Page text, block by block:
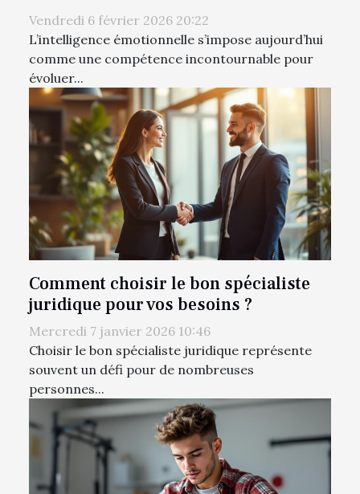
Vendredi 6 février 2026 20:22
L’intelligence émotionnelle s’impose aujourd’hui
comme une compétence incontournable pour
évoluer...
Comment choisir le bon spécialiste
juridique pour vos besoins ?
Mercredi 7 janvier 2026 10:46
Choisir le bon spécialiste juridique représente
souvent un défi pour de nombreuses
personnes...